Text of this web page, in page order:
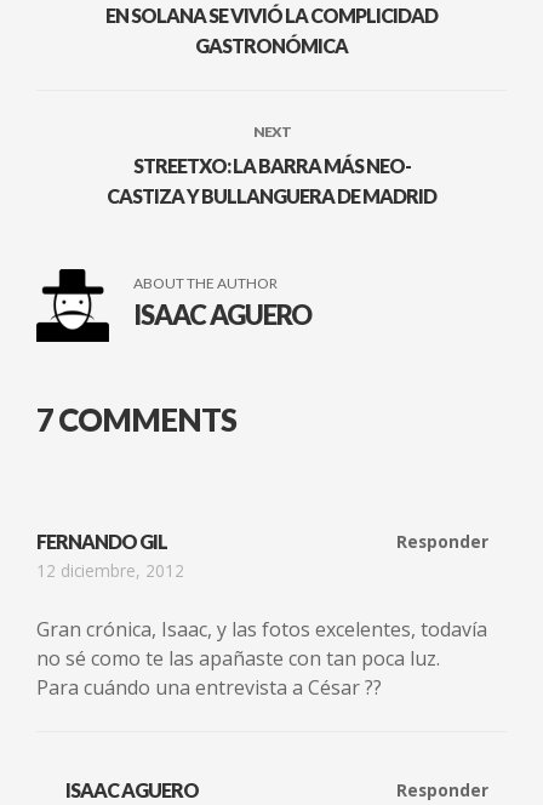
EN SOLANA SE VIVIÓ LA COMPLICIDAD
GASTRONÓMICA
NEXT
STREETXO: LA BARRA MÁS NEO-
CASTIZA Y BULLANGUERA DE MADRID
ABOUT THE AUTHOR
ISAAC AGUERO
7 COMMENTS
FERNANDO GIL
12 diciembre, 2012
Responder
Gran crónica, Isaac, y las fotos excelentes, todavía
no sé como te las apañaste con tan poca luz.
Para cuándo una entrevista a César ??
ISAAC AGUERO
Responder